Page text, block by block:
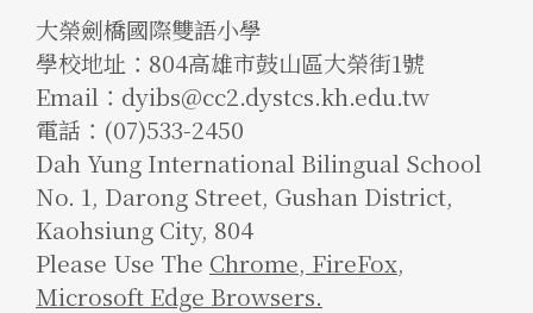
大榮劍橋國際雙語小學
學校地址：804高雄市鼓山區大榮街1號
Email：dyibs@cc2.dystcs.kh.edu.tw
電話：(07)533-2450
Dah Yung International Bilingual School
No. 1, Darong Street, Gushan District,
Kaohsiung City, 804
Please Use The Chrome, FireFox,
Microsoft Edge Browsers.